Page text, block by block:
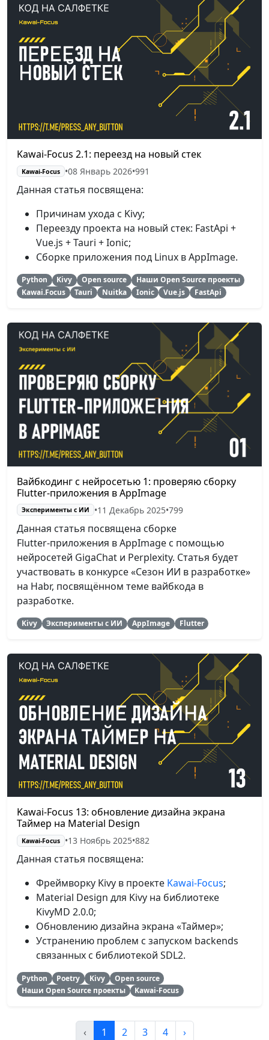
Kawai-Focus 2.1: переезд на новый стек
Kawai-Focus •08 Январь 2026•991
Данная статья посвящена:
Причинам ухода с Kivy;
Переезду проекта на новый стек: FastApi +
Vue.js + Tauri + Ionic;
Сборке приложения под Linux в AppImage.
Python Kivy Open source
Наши Open Source проекты
Kawai.Focus
Tauri Nuitka Ionic Vue.js FastApi
Вайбкодинг с нейросетью 1: проверяю сборку
Flutter-приложения в AppImage
Эксперименты с ИИ •11 Декабрь 2025•799
Данная статья посвящена сборке
Flutter‑приложения в AppImage с помощью
нейросетей GigaChat и Perplexity. Статья будет
участвовать в конкурсе «Сезон ИИ в разработке»
на Habr, посвящённом теме вайбкода в
разработке.
Kivy Эксперименты с ИИ AppImage Flutter
Kawai-Focus 13: обновление дизайна экрана
Таймер на Material Design
Kawai-Focus •13 Ноябрь 2025•882
Данная статья посвящена:
Фреймворку Kivy в проекте Kawai-Focus;
Material Design для Kivy на библиотеке
KivyMD 2.0.0;
Обновлению дизайна экрана «Таймер»;
Устранению проблем с запуском backends
связанных с библиотекой SDL2.
Python Poetry Kivy
Open source
Наши Open Source проекты
Kawai-Focus
‹ 1 2 3 4 ›